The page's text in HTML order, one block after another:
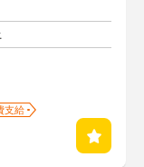
支給